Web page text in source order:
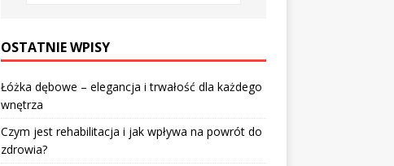
OSTATNIE WPISY
Łóżka dębowe – elegancja i trwałość dla każdego
wnętrza
Czym jest rehabilitacja i jak wpływa na powrót do
zdrowia?